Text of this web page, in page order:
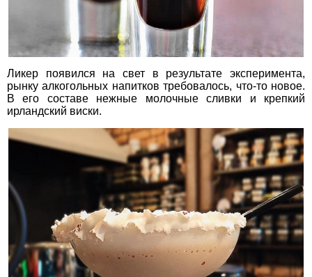
Ликер появился на свет в результате эксперимента,
рынку алкогольных напитков требовалось, что-то новое.
В его составе нежные молочные сливки и крепкий
ирландский виски.